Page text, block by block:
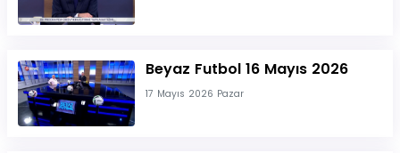
Beyaz Futbol 16 Mayıs 2026
17 Mayıs 2026 Pazar